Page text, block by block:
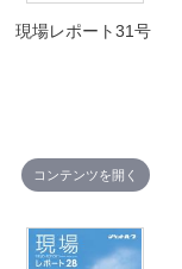
現場レポート31号
コンテンツを開く